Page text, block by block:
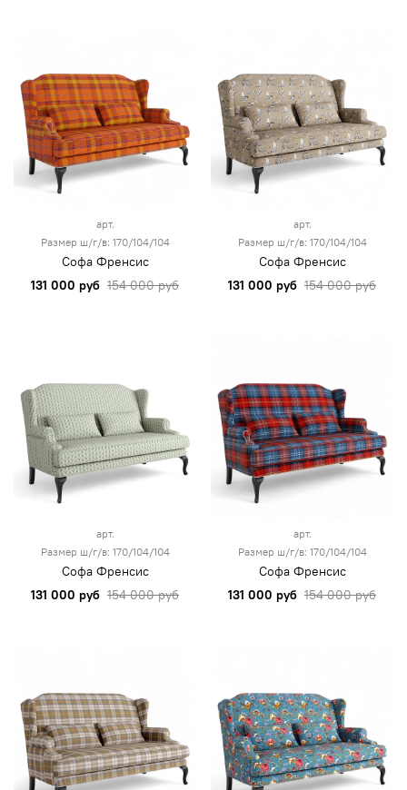
арт.
Размер ш/г/в: 170/104/104
Софа Френсис
131 000 руб 154 000 руб
арт.
Размер ш/г/в: 170/104/104
Софа Френсис
131 000 руб 154 000 руб
арт.
Размер ш/г/в: 170/104/104
Софа Френсис
131 000 руб 154 000 руб
арт.
Размер ш/г/в: 170/104/104
Софа Френсис
131 000 руб 154 000 руб